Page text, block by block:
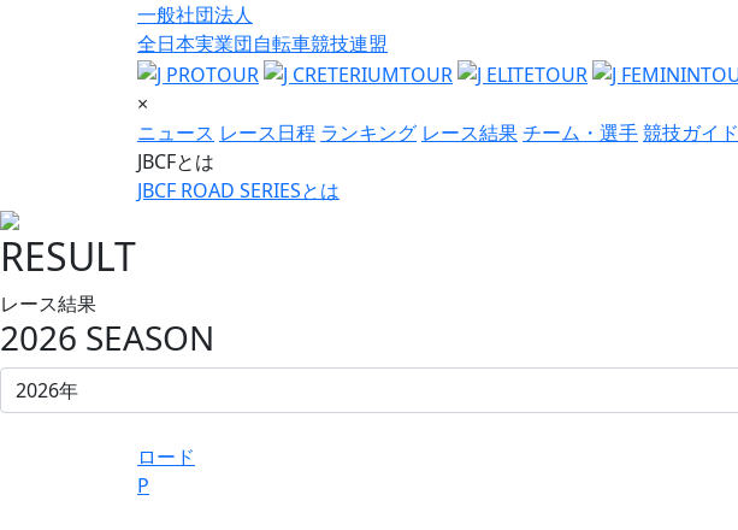
一般社団法人
全日本実業団自転車競技連盟
×
ニュース レース日程 ランキング レース結果チーム・選手競技ガイド
JBCFとは
JBCF ROAD SERIESとは
RESULT
レース結果
2026 SEASON
ロード
P